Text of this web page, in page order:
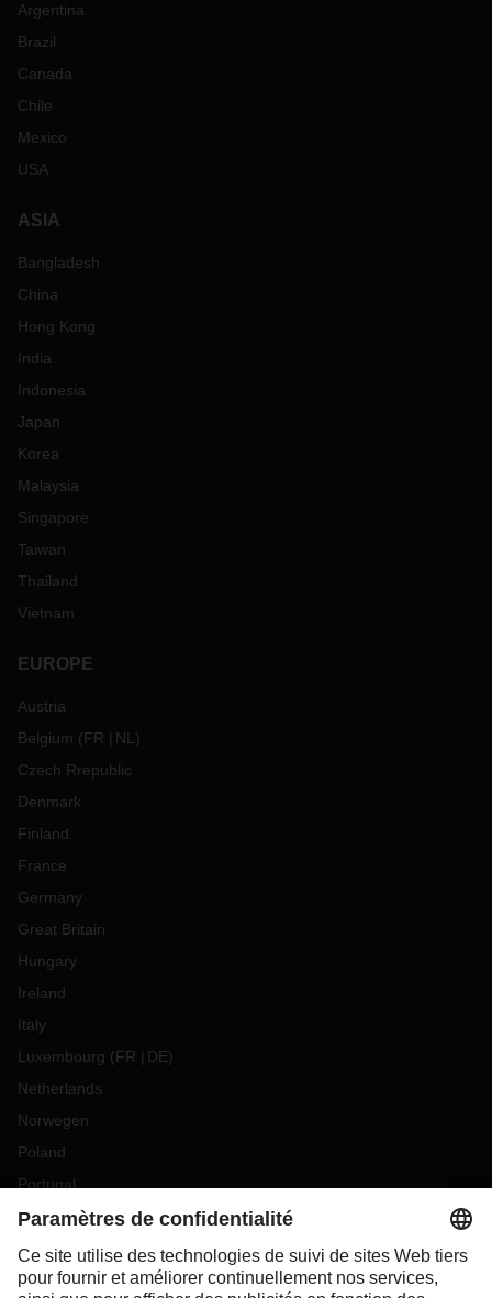
Argentina
Brazil
Canada
Chile
Mexico
USA
ASIA
Bangladesh
China
Hong Kong
India
Indonesia
Japan
Korea
Malaysia
Singapore
Taiwan
Thailand
Vietnam
EUROPE
Austria
Belgium (FR NL )
Czech Rrepublic
Denmark
Finland
France
Germany
Great Britain
Hungary
Ireland
Italy
Luxembourg (FR DE)
Netherlands
Norwegen
Poland
Portugal
Romania
Slovakia
Spain